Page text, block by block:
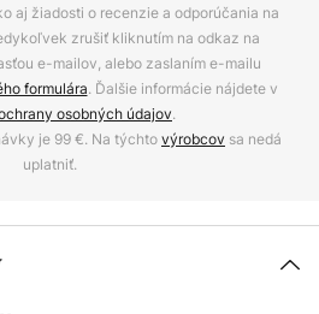
aj žiadosti o recenzie a odporúčania na
zrušiť kliknutím na odkaz na
e-mailov, alebo zaslaním e-mailu
formulára. Ďalšie informácie nájdete v
osobných údajov.
je 99 €. Na týchtovýrobcov sa nedá
uplatniť.